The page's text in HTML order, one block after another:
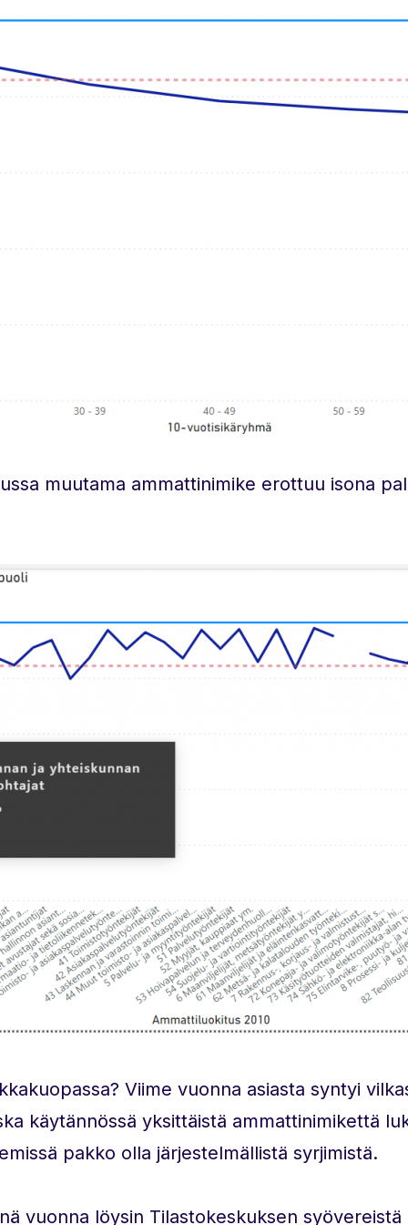
muutama ammattinimike erottuu isona
Viime vuonna asiasta syntyi
käytännössä yksittäistä ammattinimikettä
pakko olla järjestelmällistä syrjimistä.
vuonna löysin Tilastokeskuksen